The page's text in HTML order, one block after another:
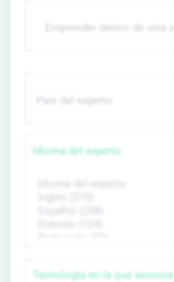
Idioma del experto
Tecnología en la que asesora